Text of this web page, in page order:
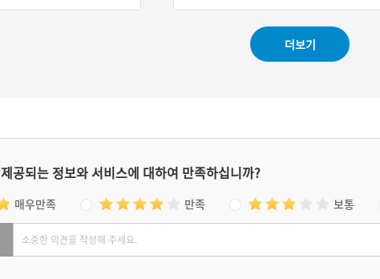
지 않으면 주변 사람들이 잔치도 아니라
더보기
공되는 정보와 서비스에 대하여 만족하십니까?
매우만족 만족 보통